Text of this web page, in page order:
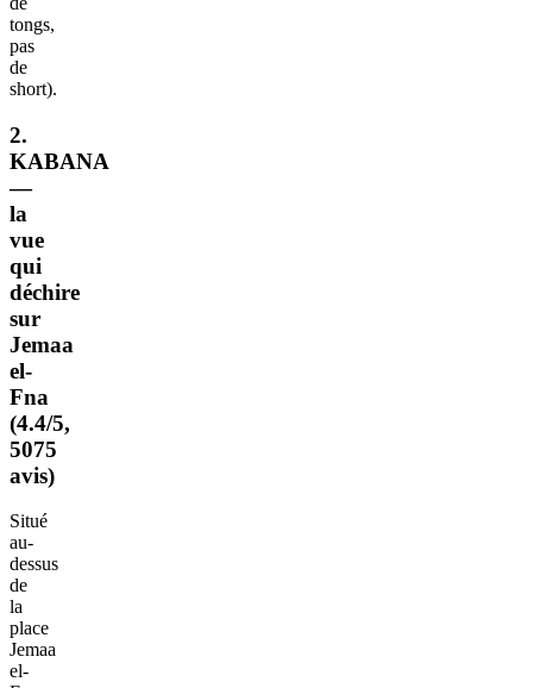
tongs,
pas
de
short).
2.
KABANA
—
la
vue
qui
déchire
sur
Jemaa
el-
Fna
(4.4/5,
5075
avis)
Situé
au-
dessus
de
la
place
Jemaa
el-